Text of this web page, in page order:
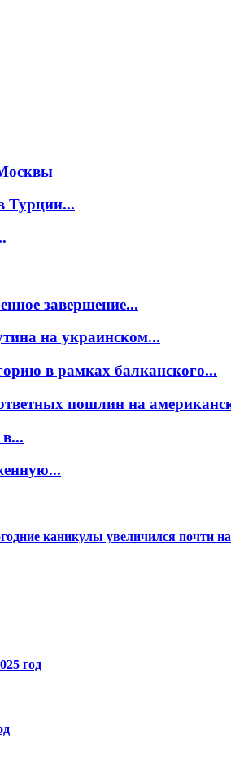
Турции...
завершение...
на украинском...
в рамках балканского...
пошлин на
каникулы увеличился почти
год